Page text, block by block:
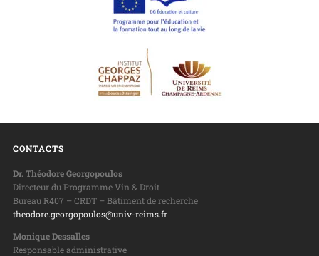
CONTACTS
Dr. Théodore Georgopoulos
Directeur du Programme Vin & Droit
Bureau R407 – CRDT – Bâtiment de recherche
theodore.georgopoulos@univ-reims.fr
Monique Dessalles
Responsable administrative